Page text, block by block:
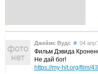
Джеймс Вудс # 04
Фильм Дэвида
Не дай бог!
https://my-hit.org/film/